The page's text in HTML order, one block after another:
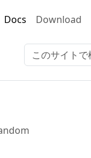
Docs Download